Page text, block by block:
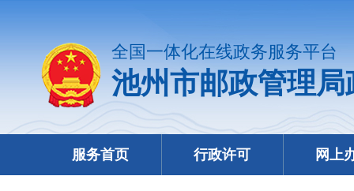
全国一体化在线政务服务平台
池州市邮政管理
服务首页 行政许可 网上